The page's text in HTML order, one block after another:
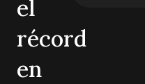
el
récord
en